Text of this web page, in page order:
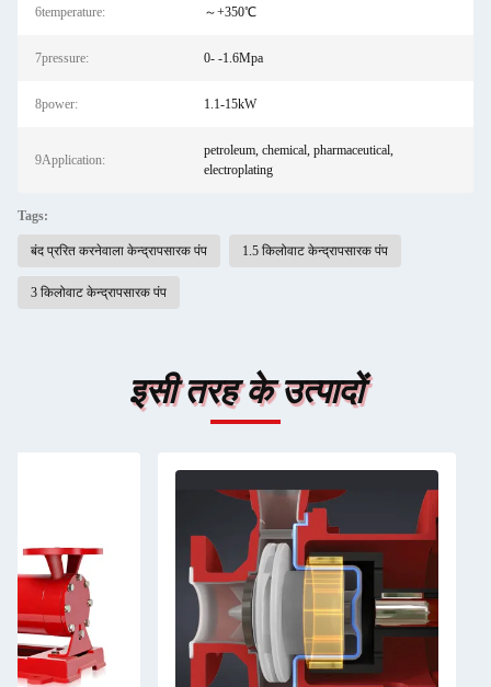
6temperature: ～+350℃
7pressure: 0- -1.6Mpa
8power: 1.1-15kW
9Application:
petroleum, chemical, pharmaceutical,
electroplating
Tags:
बंद प्ररित करनेवाला केन्द्रापसारक पंप 1.5 किलोवाट केन्द्रापसारक पंप
3 किलोवाट केन्द्रापसारक पंप
इसी तरह के उत्पादों